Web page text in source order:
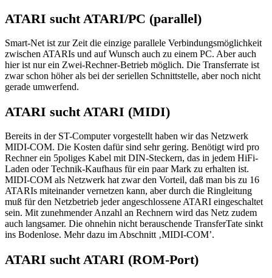
ATARI sucht ATARI/PC (parallel)
Smart-Net ist zur Zeit die einzige parallele Verbindungsmöglichkeit
zwischen ATARIs und auf Wunsch auch zu einem PC. Aber auch
hier ist nur ein Zwei-Rechner-Betrieb möglich. Die Transferrate ist
zwar schon höher als bei der seriellen Schnittstelle, aber noch nicht
gerade umwerfend.
ATARI sucht ATARI (MIDI)
Bereits in der ST-Computer vorgestellt haben wir das Netzwerk
MIDI-COM. Die Kosten dafür sind sehr gering. Benötigt wird pro
Rechner ein 5poliges Kabel mit DIN-Steckern, das in jedem HiFi-
Laden oder Technik-Kaufhaus für ein paar Mark zu erhalten ist.
MIDI-COM als Netzwerk hat zwar den Vorteil, daß man bis zu 16
ATARIs miteinander vernetzen kann, aber durch die Ringleitung
muß für den Netzbetrieb jeder angeschlossene ATARI eingeschaltet
sein. Mit zunehmender Anzahl an Rechnern wird das Netz zudem
auch langsamer. Die ohnehin nicht berauschende TransferTate sinkt
ins Bodenlose. Mehr dazu im Abschnitt ‚MIDI-COM’.
ATARI sucht ATARI (ROM-Port)